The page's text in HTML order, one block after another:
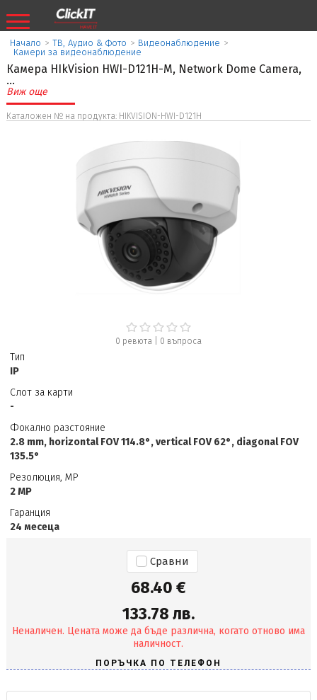
Начало > ТВ, Аудио & Фото > Видеонаблюдение >
Камери за видеонаблюдение
Камера HIkVision HWI-D121H-M, Network Dome Camera,
...
Виж още
Каталожен № на продукта: HIKVISION-HWI-D121H
0 ревюта| 0 въпроса
Тип
IP
Слот за карти
-
Фокално разстояние
2.8 mm, horizontal FOV 114.8°, vertical FOV 62°, diagonal FOV
135.5°
Резолюция, MP
2 MP
Гаранция
24 месеца
Сравни
68.40 €
133.78 лв.
Неналичен. Цената може да бъде различна, когато отново има
наличност.